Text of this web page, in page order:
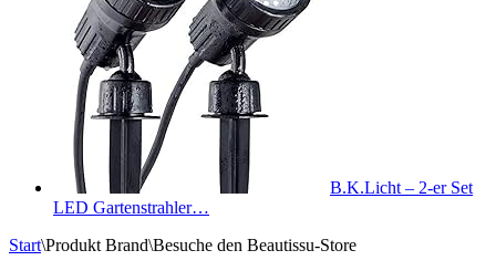
B.K.Licht – 2-er Set
LED Gartenstrahler…
Start\Produkt Brand\Besuche den Beautissu-Store